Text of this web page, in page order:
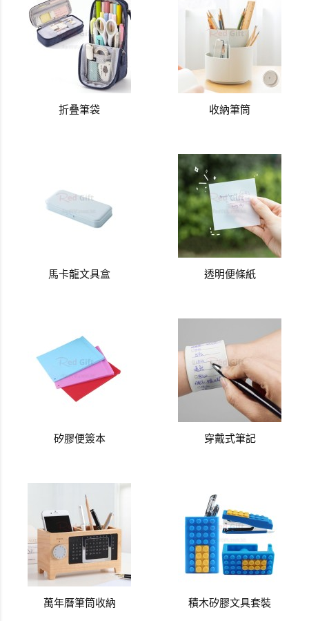
折叠筆袋 收納筆筒
馬卡龍文具盒 透明便條紙
矽膠便簽本 穿戴式筆記
萬年曆筆筒收納 積木矽膠文具套裝